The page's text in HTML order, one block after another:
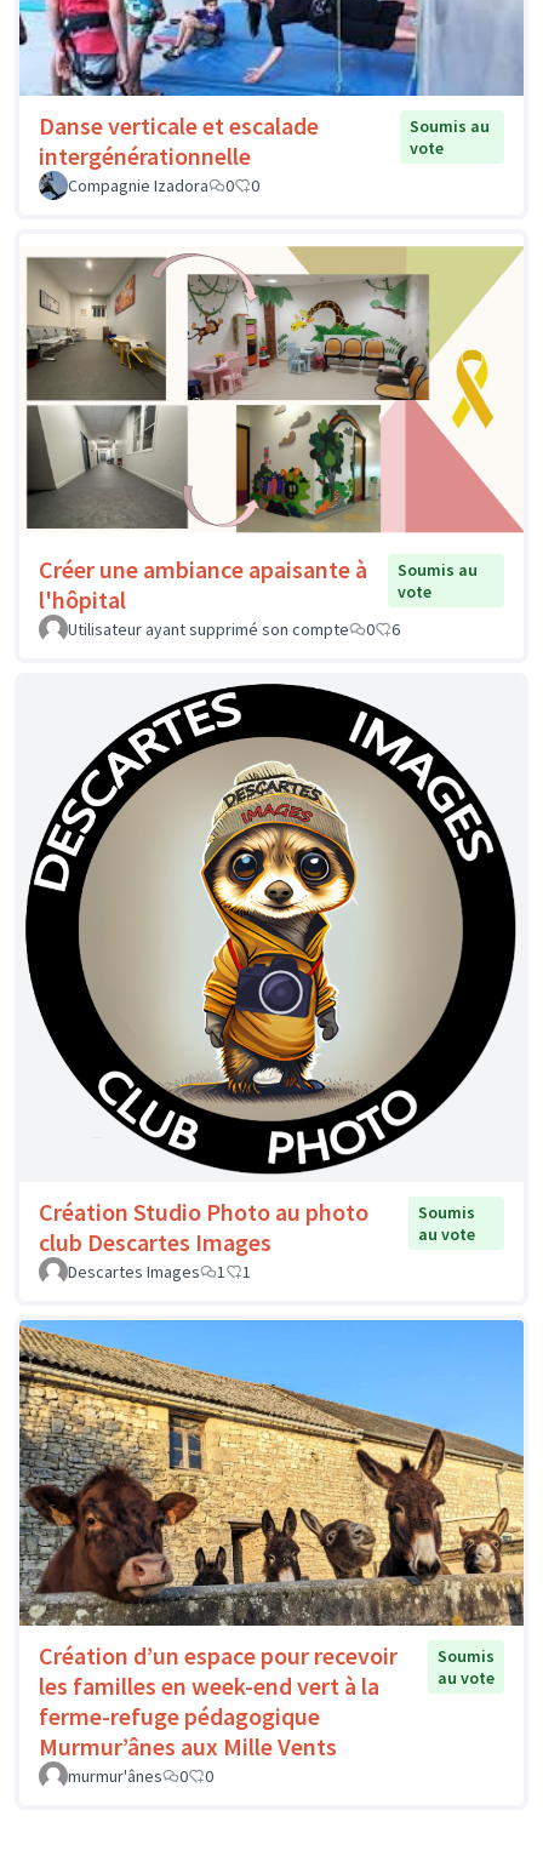
Danse verticale et escalade
intergénérationnelle
Soumis au
vote
Compagnie Izadora
0 0
Créer une ambiance apaisante à
l'hôpital
Soumis au
vote
Utilisateur ayant supprimé son compte
0 6
Création Studio Photo au photo
club Descartes Images
Soumis
au vote
Descartes Images
1 1
Création d’un espace pour recevoir
les familles en week-end vert à la
ferme-refuge pédagogique
Murmur’ânes aux Mille Vents
Soumis
au vote
murmur'ânes 0 0